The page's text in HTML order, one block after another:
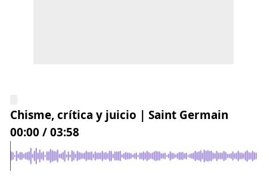
Chisme, crítica y juicio | Saint Germain
00:00 /03:58